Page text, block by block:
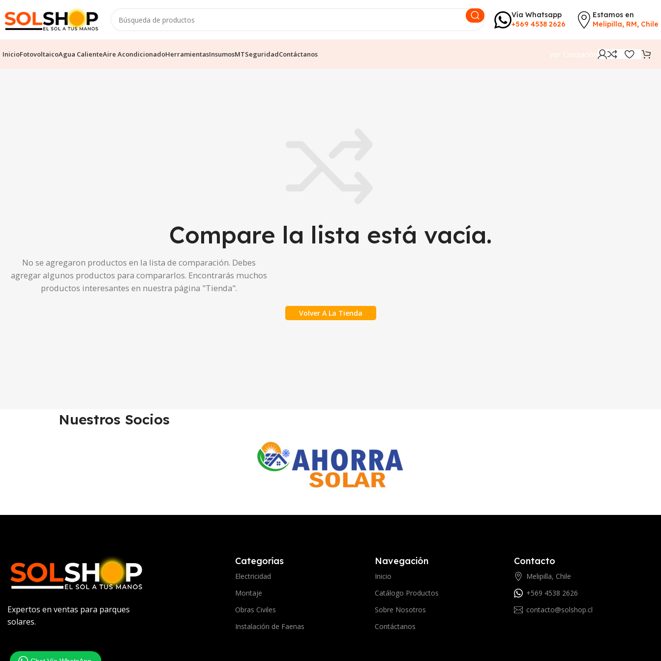
Vía Whatsapp
+569 4538 2626
Estamos en
Melipilla, RM, Chile
InicioFotovoltaicoAgua CalienteAire AcondicionadoHerramientasInsumosMTSeguridadContáctanos Ver Cotización
Compare la lista está vacía.
No se agregaron productos en la lista de comparación. Debes
agregar algunos productos para compararlos. Encontrarás muchos
productos interesantes en nuestra página "Tienda".
Volver A La Tienda
Nuestros Socios
Expertos en ventas para parques
solares.
Categorías
Electricidad
Montaje
Obras Civiles
Instalación de Faenas
Navegación
Inicio
Catálogo Productos
Sobre Nosotros
Contáctanos
Contacto
Melipilla, Chile
+569 4538 2626
contacto@solshop.cl